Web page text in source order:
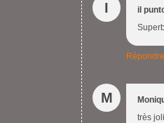
I
il
Répondre
M
très